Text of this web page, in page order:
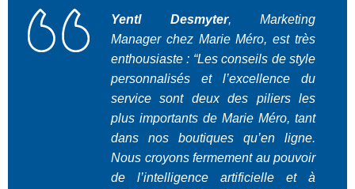
Yentl Desmyter, Marketing
Manager chez Marie Méro, est très
enthousiaste : “Les conseils de style
personnalisés et l’excellence du
service sont deux des piliers les
plus importants de Marie Méro, tant
dans nos boutiques qu’en ligne.
Nous croyons fermement au pouvoir
de l’intelligence artificielle et à